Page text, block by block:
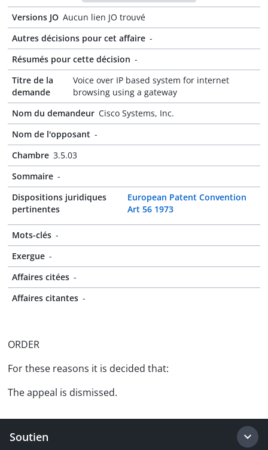
Versions JO Aucun lien JO trouvé
Autres décisions pour cet affaire -
Résumés pour cette décision -
Titre de la
demande
Voice over IP based system for internet
browsing using a gateway
Nom du demandeur Cisco Systems, Inc.
Nom de l'opposant -
Chambre 3.5.03
Sommaire -
Dispositions juridiques
pertinentes
European Patent Convention
Art 56 1973
Mots-clés -
Exergue -
Affaires citées -
Affaires citantes -
ORDER
For these reasons it is decided that:
The appeal is dismissed.
Soutien